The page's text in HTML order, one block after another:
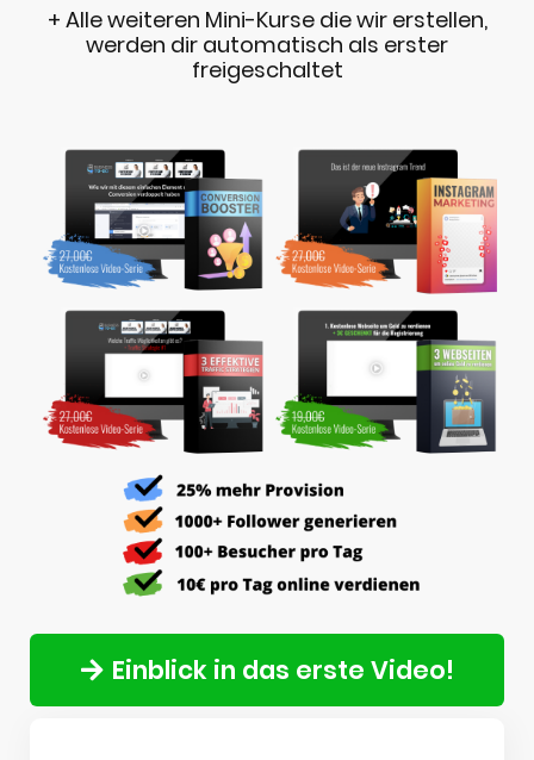
+ Alle weiteren Mini-Kurse die wir erstellen,
werden dir automatisch als erster
freigeschaltet
Einblick in das erste Video!